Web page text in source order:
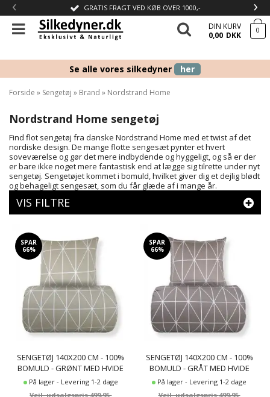
GRATIS FRAGT VED KØB OVER 1000,-
‹ ›
DIN KURV
0,00 DKK 0
Se alle vores silkedyner her
Forside » Sengetøj » Brand » Nordstrand Home
Nordstrand Home sengetøj
Find flot sengetøj fra danske Nordstrand Home med et twist af det
nordiske design. De mange flotte sengesæt pynter et hvert
soveværelse og gør det mere indbydende og hyggeligt, og så er der
er bare ikke noget mere fantastisk end at lægge sig tilrette under nyt
sengetøj. Sengetøjet kommet i bomuld, hvilket giver dig et dejlig blødt
og behageligt sengesæt, som du får glæde af i mange år.
VIS FILTRE
SPAR
66%
SENGETØJ 140X200 CM - 100%
BOMULD - GRØNT MED HVIDE
HARLEKINTERN
På lager - Levering 1-2 dage
499,95
SPAR
66%
SENGETØJ 140X200 CM - 100%
BOMULD - GRÅT MED HVIDE
HARLEKINTERN
På lager - Levering 1-2 dage
499,95